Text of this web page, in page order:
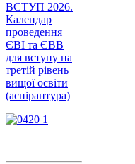
ВСТУП 2026.
Календар
проведення
ЄВІ та ЄВВ
для вступу на
третій рівень
вищої освіти
(аспірантура)